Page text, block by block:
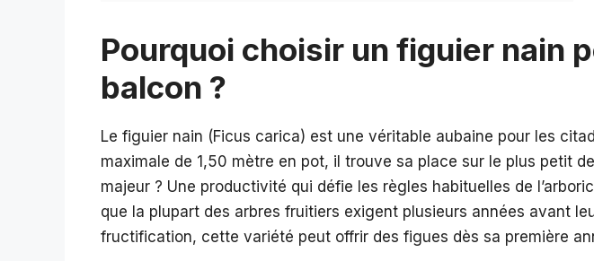
Pourquoi choisir un figuier nain
balcon ?
Le figuier nain (Ficus carica) est une véritable aubaine pour les
maximale de 1,50 mètre en pot, il trouve sa place sur le plus petit
majeur ? Une productivité qui défie les règles habituelles de
que la plupart des arbres fruitiers exigent plusieurs années avant
fructification, cette variété peut offrir des figues dès sa première